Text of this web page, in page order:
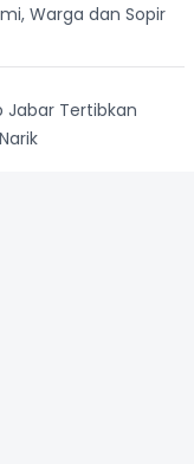
Warga dan Sopir
Jabar Tertibkan